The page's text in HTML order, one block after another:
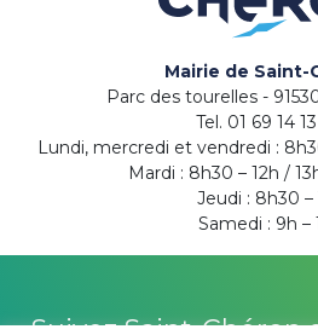
Mairie de Saint-
Parc des tourelles -
Tel. 01 69 14
Lundi, mercredi et vendredi :
Mardi : 8h30 – 12h /
Jeudi : 8h30 –
Samedi : 9h –